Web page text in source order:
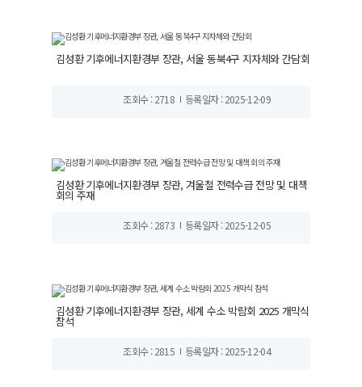
김성환 기후에너지환경부 장관, 서울 동북4구 지자체와 간담회
조회수 : 2718 등록일자 : 2025-12-09
김성환 기후에너지환경부 장관, 겨울철 전력수급 전망 및 대책
회의 주재
조회수 : 2873 등록일자 : 2025-12-05
김성환 기후에너지환경부 장관, 세계 수소 박람회 2025 개막식
참석
조회수 : 2815 등록일자 : 2025-12-04